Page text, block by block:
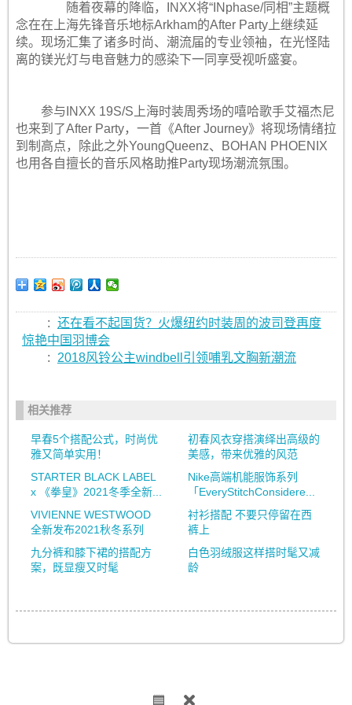
随着夜幕的降临，INXX将“INphase/同相”主题概
念在在上海先锋音乐地标Arkham的After Party上继续延
续。现场汇集了诸多时尚、潮流届的专业领袖，在光怪陆
离的镁光灯与电音魅力的感染下一同享受视听盛宴。
参与INXX 19S/S上海时装周秀场的嘻哈歌手艾福杰尼
也来到了After Party，一首《After Journey》将现场情绪拉
到制高点，除此之外YoungQueenz、BOHAN PHOENIX
也用各自擅长的音乐风格助推Party现场潮流氛围。
: 还在看不起国货？火爆纽约时装周的波司登再度
惊艳中国羽博会
:
2018风铃公主windbell引领哺乳文胸新潮流
相关推荐
早春5个搭配公式，时尚优
雅又简单实用！
初春风衣穿搭演绎出高级的
美感，带来优雅的风范
STARTER BLACK LABEL
x 《拳皇》2021冬季全新...
Nike高端机能服饰系列
「EveryStitchConsidere...
VIVIENNE WESTWOOD
全新发布2021秋冬系列
衬衫搭配 不要只停留在西
裤上
九分裤和膝下裙的搭配方
案，既显瘦又时髦
白色羽绒服这样搭时髦又减
龄